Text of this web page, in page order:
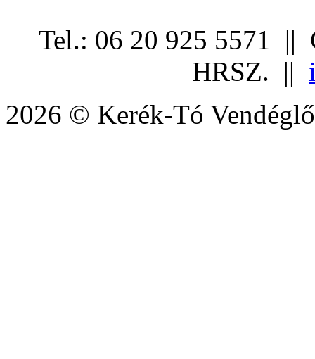
Tel.: 06 20 925 5571 ||
HRSZ. ||
2026 © Kerék-Tó